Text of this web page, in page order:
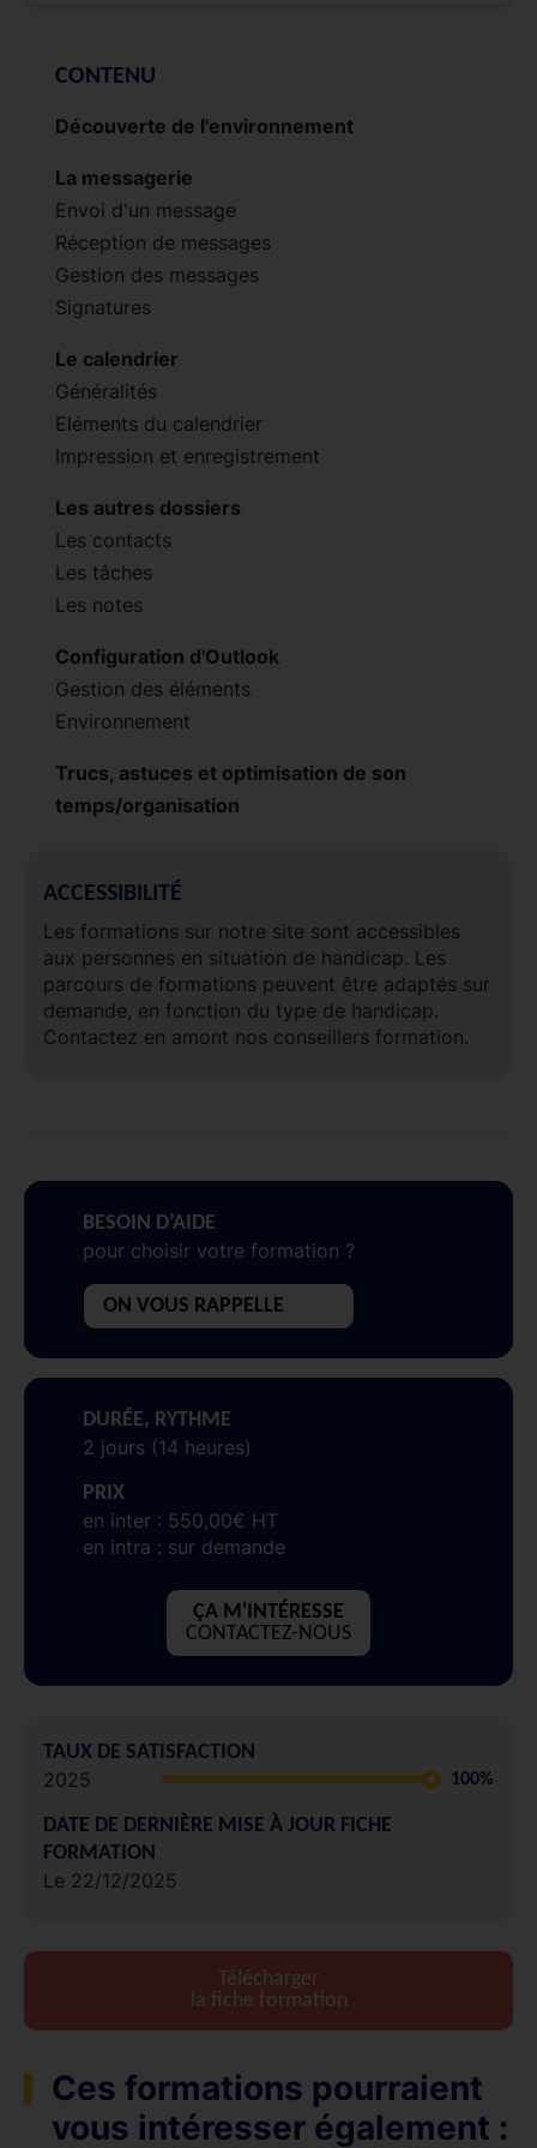
CONTENU
Découverte de l'environnement
La messagerie
Envoi d'un message
Réception de messages
Gestion des messages
Signatures
Le calendrier
Généralités
Eléments du calendrier
Impression et enregistrement
Les autres dossiers
Les contacts
Les tâches
Les notes
Configuration d'Outlook
Gestion des éléments
Environnement
Trucs, astuces et optimisation de son
temps/organisation
ACCESSIBILITÉ
Les formations sur notre site sont accessibles
aux personnes en situation de handicap. Les
parcours de formations peuvent être adaptés sur
demande, en fonction du type de handicap.
Contactez en amont nos conseillers formation.
BESOIN D’AIDE
pour choisir votre formation ?
ON VOUS RAPPELLE
DURÉE, RYTHME
2 jours (14 heures)
PRIX
en inter : 550,00€ HT
en intra : sur demande
ÇA M'INTÉRESSE
CONTACTEZ-NOUS
TAUX DE SATISFACTION
2025 100%
DATE DE DERNIÈRE MISE À JOUR FICHE
FORMATION
Le 22/12/2025
Télécharger
la fiche formation
Ces formations pourraient
vous intéresser également :